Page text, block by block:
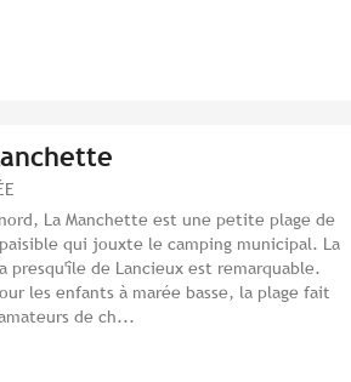
La Manchette est une petite plage de
qui jouxte le camping municipal. La
presqu'île de Lancieux est remarquable.
les enfants à marée basse, la plage fait
de ch...